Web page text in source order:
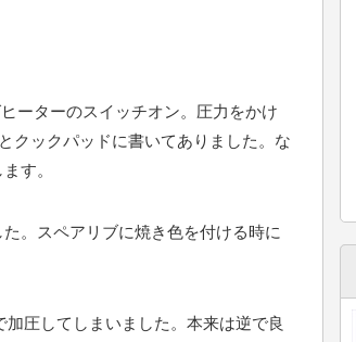
ーターのスイッチオン。圧力をかけ
クックパッドに書いてありました。な
す。
。スペアリブに焼き色を付ける時に
圧してしまいました。本来は逆で良